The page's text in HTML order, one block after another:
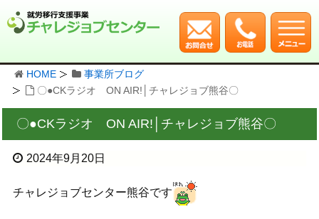
HOME
事業所ブログ
〇●CKラジオ ON AIR!│チャレジョブ熊谷〇
〇●CKラジオ ON AIR!│チャレジョブ熊谷〇
2024年9月20日
チャレジョブセンター熊谷です